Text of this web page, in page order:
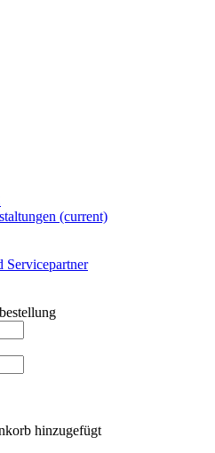
(current)
Servicepartner
hinzugefügt